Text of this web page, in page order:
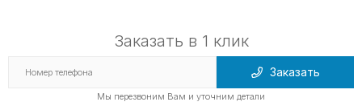
Заказать в 1 клик
Заказать
Мы перезвоним Вам и уточним детали